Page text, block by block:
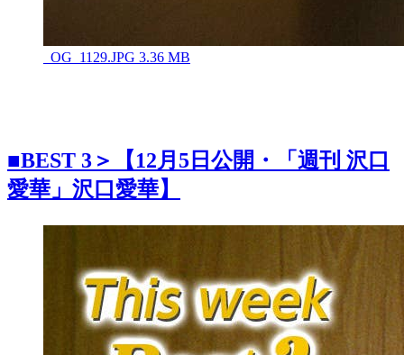
_OG_1129.JPG 3.36 MB
■BEST 3＞【12月5日公開・「週刊 沢口
愛華」沢口愛華】